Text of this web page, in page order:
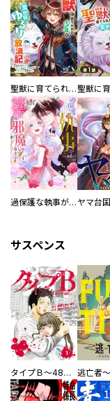
聖獣に育てられた少年の異世界ゆるり放浪記～神様からもらったチート魔法で、仲間たちとスローライフを満喫中～
過保護な執事が私の婚活を邪魔してきます！ ヤマ台国
サスペンス
タイプＢ～48時間後、致死率100％～【単話】